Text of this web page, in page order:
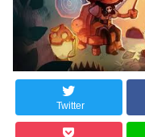
Twitter